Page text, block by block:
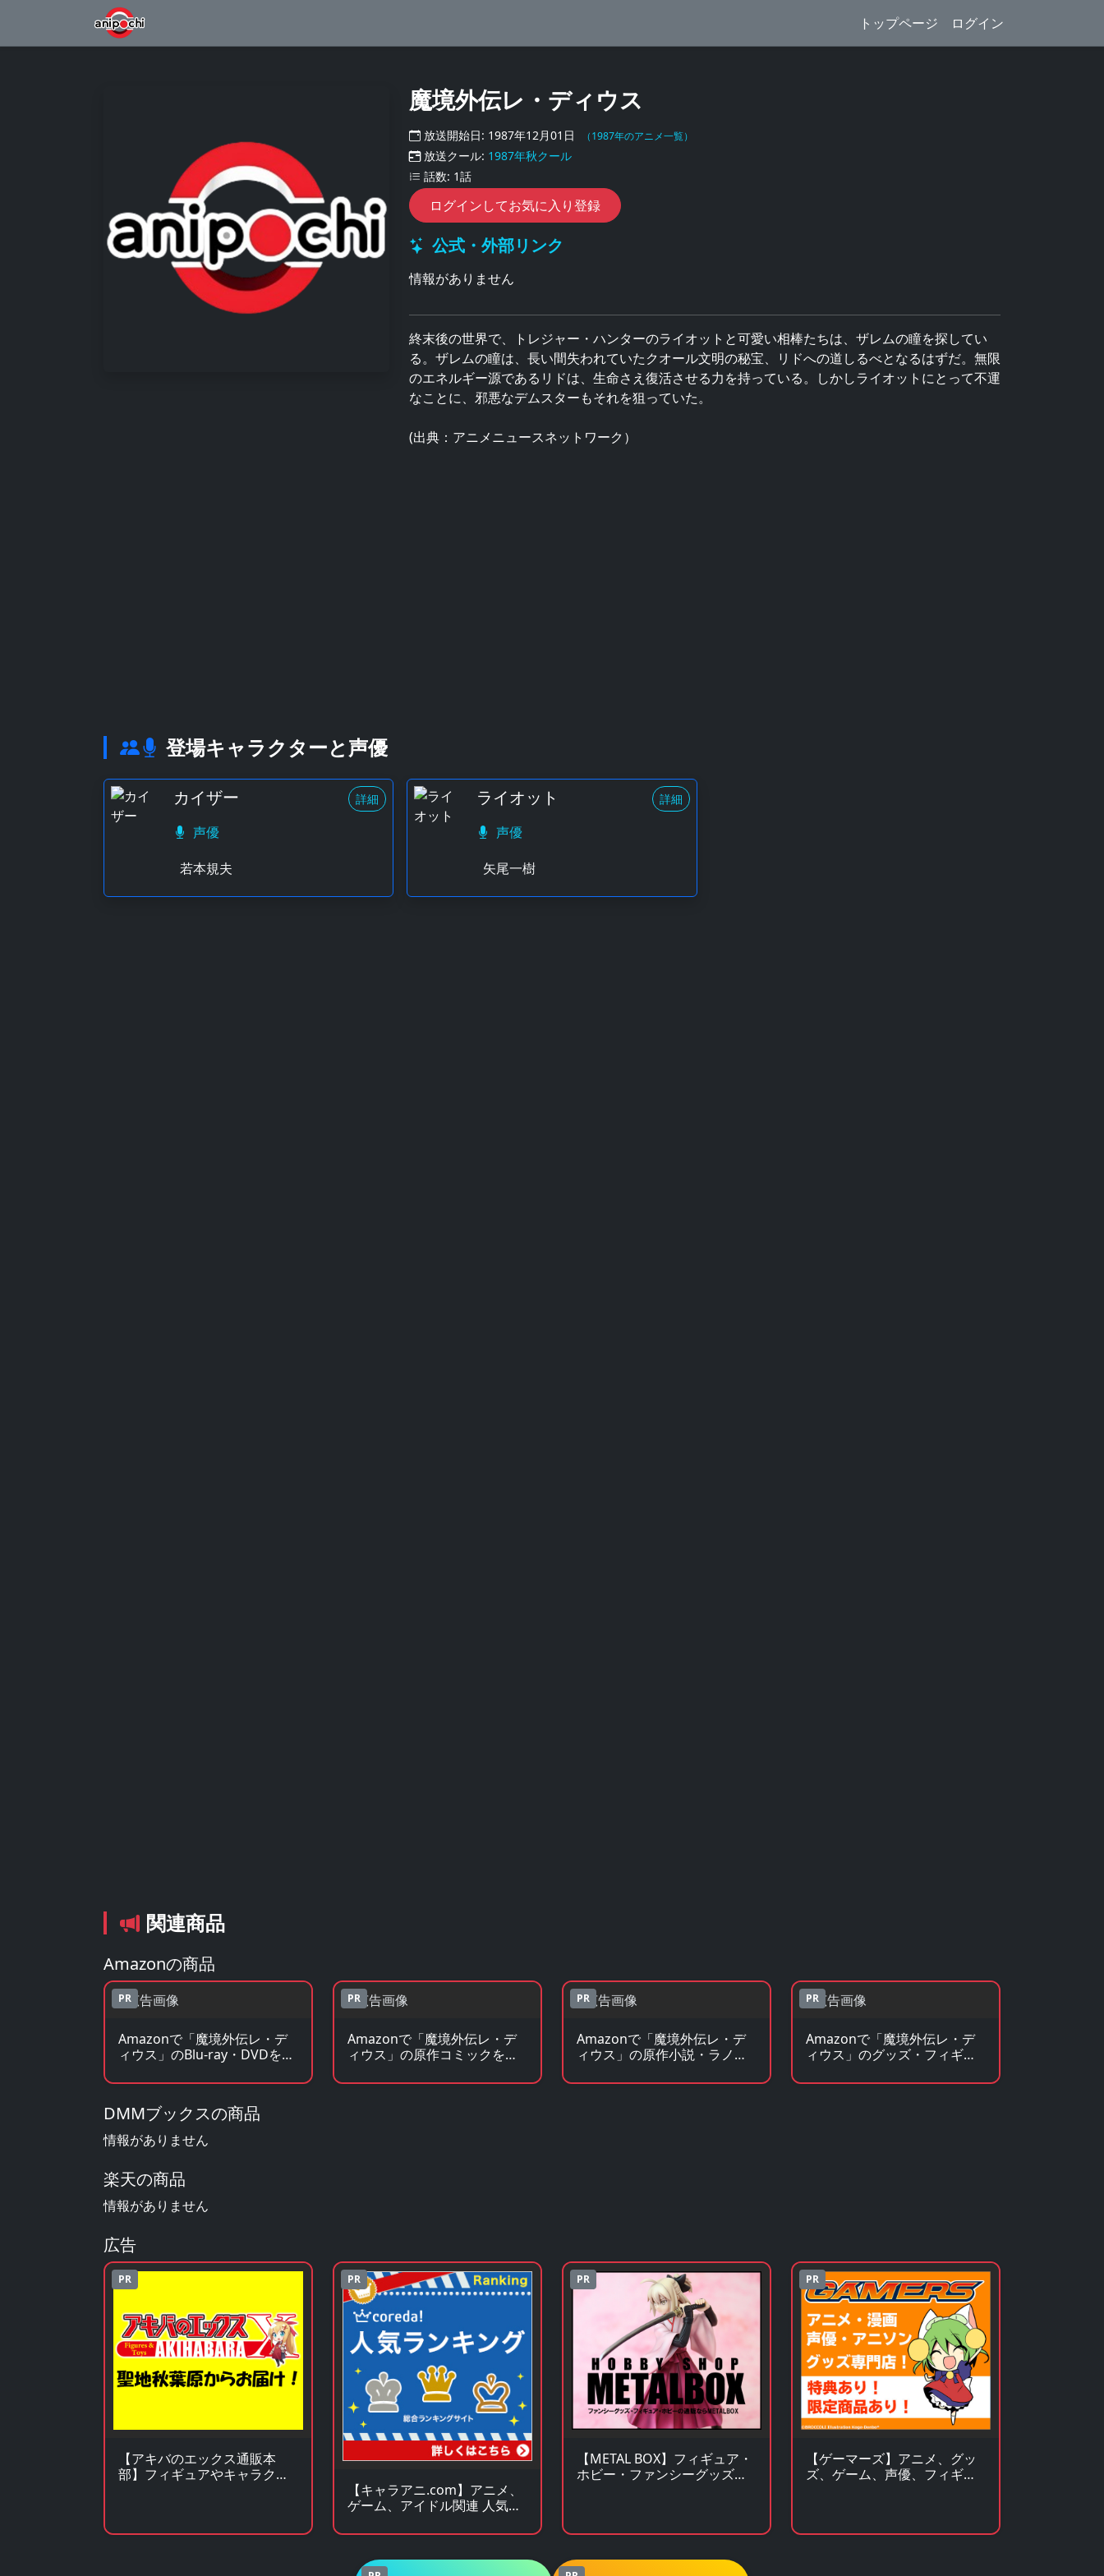
トップページ ログイン
魔境外伝レ・ディウス
放送開始日: 1987年12月01日 （1987年のアニメ一覧）
放送クール: 1987年秋クール
話数: 1話
ログインしてお気に入り登録
公式・外部リンク
情報がありません
終末後の世界で、トレジャー・ハンターのライオットと可愛い相棒たちは、ザレムの瞳を探してい
る。ザレムの瞳は、長い間失われていたクオール文明の秘宝、リドへの道しるべとなるはずだ。無限
のエネルギー源であるリドは、生命さえ復活させる力を持っている。しかしライオットにとって不運
なことに、邪悪なデムスターもそれを狙っていた。
(出典：アニメニュースネットワーク）
登場キャラクターと声優
カイザー 詳細
声優
若本規夫
ライオット 詳細
声優
矢尾一樹
関連商品
Amazonの商品
PR
Amazonで「魔境外伝レ・デ
ィウス」のBlu-ray・DVDを見
PR
Amazonで「魔境外伝レ・デ
ィウス」の原作コミックを見
PR
Amazonで「魔境外伝レ・デ
ィウス」の原作小説・ラノベ
PR
Amazonで「魔境外伝レ・デ
ィウス」のグッズ・フィギュ
DMMブックスの商品
情報がありません
楽天の商品
情報がありません
広告
PR
【アキバのエックス通販本
部】フィギュアやキャラクタ
PR
【キャラアニ.com】アニメ、
ゲーム、アイドル関連 人気グ
PR
【METAL BOX】フィギュア・
ホビー・ファンシーグッズの
PR
【ゲーマーズ】アニメ、グッ
ズ、ゲーム、声優、フィギュ